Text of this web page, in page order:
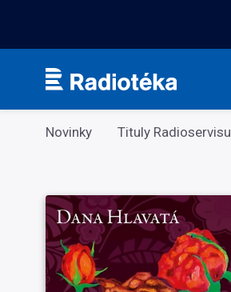
Kategorie
Novinky Tituly Radioservisu